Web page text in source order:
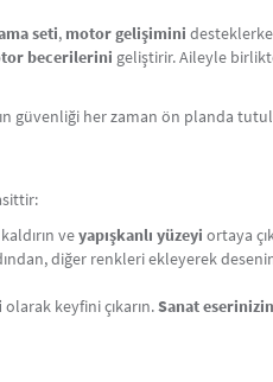
seti, motor gelişimini
becerilerini geliştirir. Aileyle
güvenliği her zaman ön planda
kaldırın veyapışkanlı yüzeyi ortaya
diğer renkleri ekleyerek
olarak keyfini çıkarın.Sanat eserinizin